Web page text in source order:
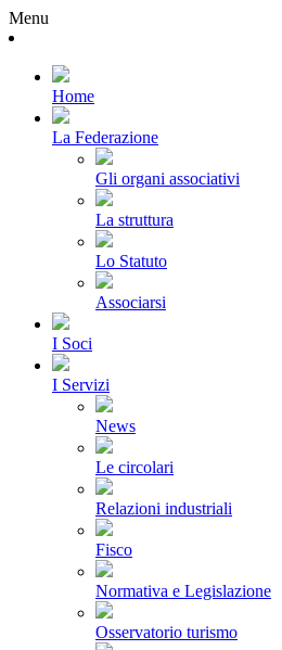
Menu
Home
La Federazione
Gli organi associativi
La struttura
Lo Statuto
Associarsi
I Soci
I Servizi
News
Le circolari
Relazioni industriali
Fisco
Normativa e Legislazione
Osservatorio turismo